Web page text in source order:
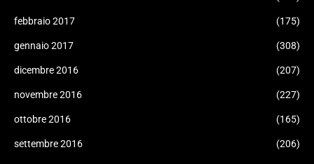
febbraio 2017 (175)
gennaio 2017 (308)
dicembre 2016 (207)
novembre 2016 (227)
ottobre 2016 (165)
settembre 2016 (206)